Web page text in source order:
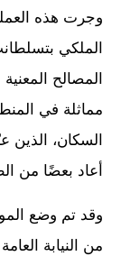
وجرت هذه
الملكي
المصالح
مماثلة في
السكان، الذين
أعاد بعضًا من
وقد تم وضع
من النيابة